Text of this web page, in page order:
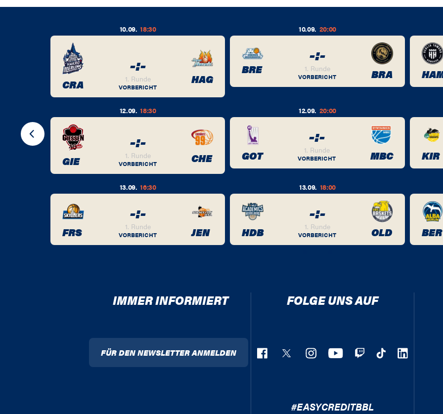
BER
10.09. 18:30
CRA
-:-
1. Runde
VORBERICHT
HAG
10.09. 20:00
BRE
-:-
1. Runde
VORBERICHT BRA
12.09. 18:30
GIE
-:-
1. Runde
VORBERICHT CHE
12.09. 20:00
GOT
-:-
1. Runde
VORBERICHT MBC KIR
13.09. 16:30
FRS
-:-
1. Runde
VORBERICHT JEN
13.09. 18:00
HDB
-:-
1. Runde
VORBERICHT OLD BER
IMMER INFORMIERT
FÜR DEN NEWSLETTER ANMELDEN
FOLGE UNS AUF
#EASYCREDITBBL